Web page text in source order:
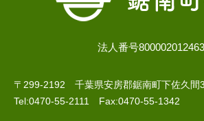
法人番号
〒299-2192 千葉県安房郡鋸南町下佐久間
Tel:0470-55-2111 Fax:0470-55-1342